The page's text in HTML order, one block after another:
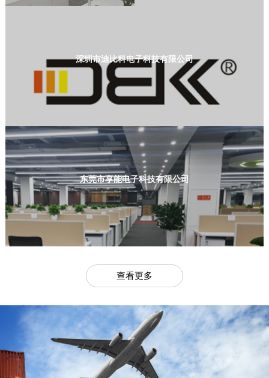
深圳市迪比科电子科技有限公司
东莞市享能电子科技有限公司
查看更多